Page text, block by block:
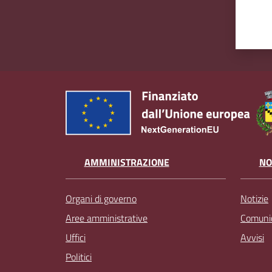
AMMINISTRAZIONE
Organi di governo
Aree amministrative
Uffici
Politici
Notizie
Avvisi